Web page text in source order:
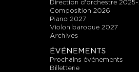
direction d'orchestre
composition 2026
piano 2027
violon baroque 2027
archives
ÉVÉNEMENTS
prochains événements
billetterie